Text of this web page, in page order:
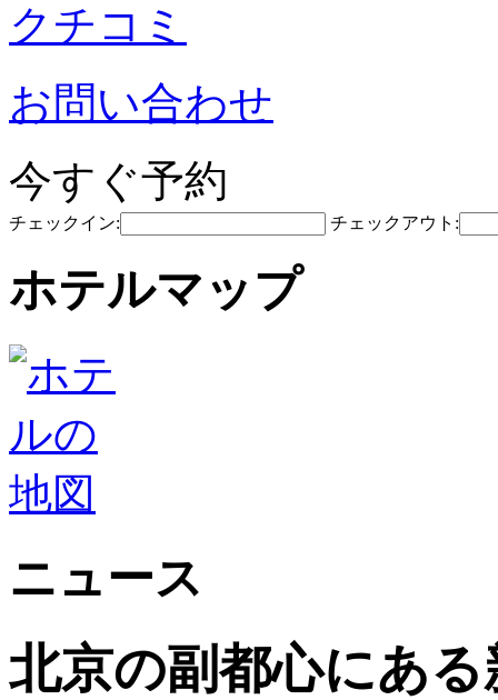
クチコミ
お問い合わせ
今すぐ予約
チェックイン: チェックアウト:
ホテルマップ
ニュース
北京の副都心にあ